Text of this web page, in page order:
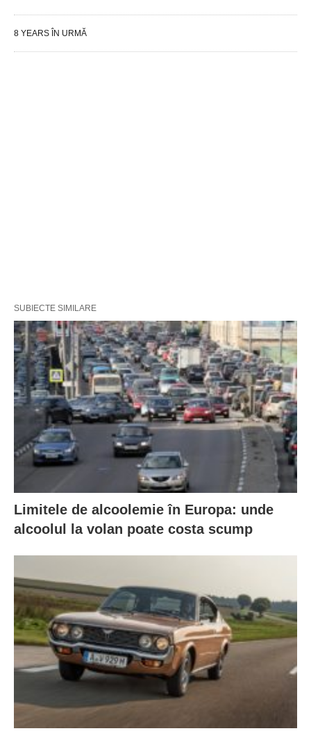
8 YEARS ÎN URMĂ
SUBIECTE SIMILARE
Limitele de alcoolemie în Europa: unde
alcoolul la volan poate costa scump